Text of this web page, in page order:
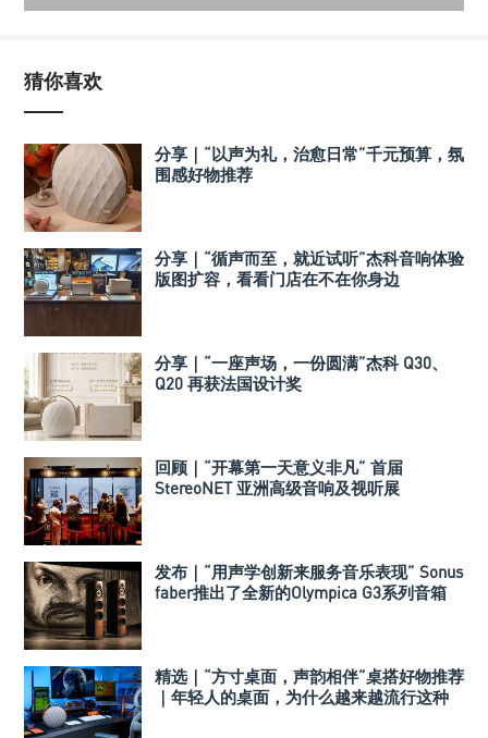
猜你喜欢
分享｜“以声为礼，治愈日常”千元预算，氛
围感好物推荐
分享｜“循声而至，就近试听”杰科音响体验
版图扩容，看看门店在不在你身边
分享｜“一座声场，一份圆满”杰科 Q30、
Q20 再获法国设计奖
回顾｜“开幕第一天意义非凡” 首届
StereoNET 亚洲高级音响及视听展
发布｜“用声学创新来服务音乐表现” Sonus
faber推出了全新的Olympica G3系列音箱
精选｜“方寸桌面，声韵相伴”桌搭好物推荐
｜年轻人的桌面，为什么越来越流行这种